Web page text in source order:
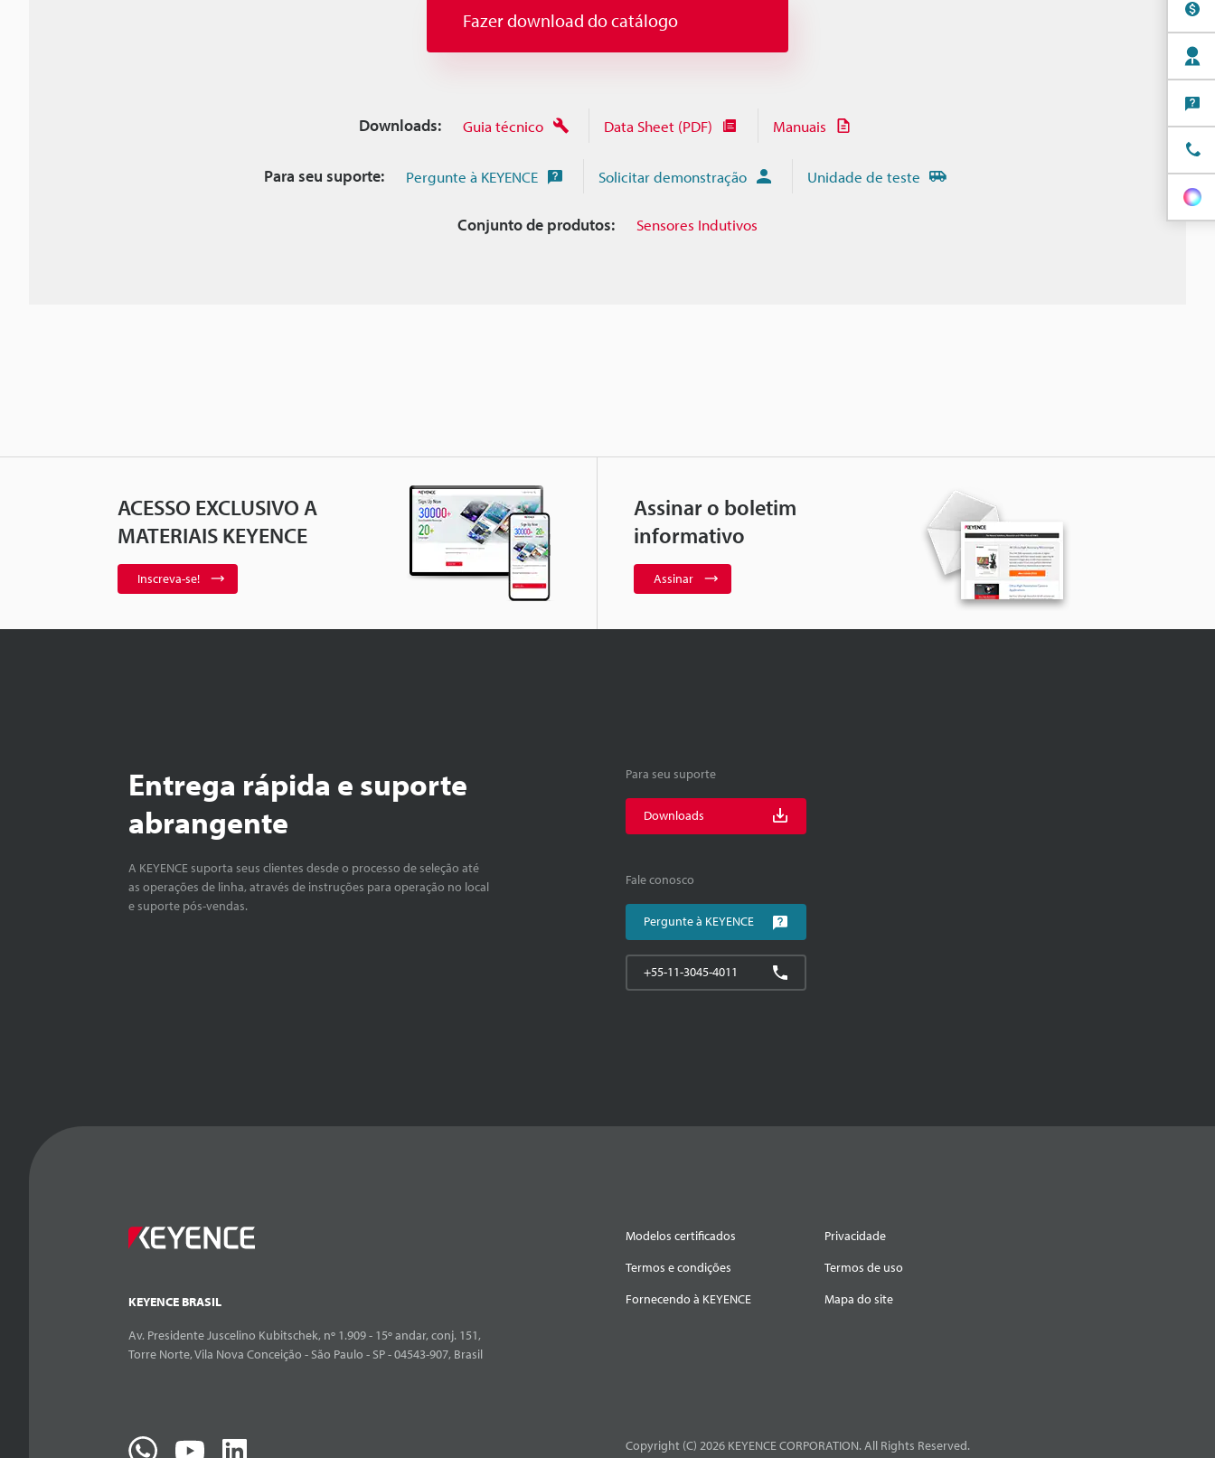
Fazer download do catálogo
Downloads: Guia técnico Data Sheet (PDF) Manuais
Para seu suporte: Pergunte à KEYENCE Solicitar demonstração Unidade de teste
Conjunto de produtos: Sensores Indutivos
ACESSO EXCLUSIVO A
MATERIAIS KEYENCE
Inscreva-se!
Assinar o boletim
informativo
Assinar
Entrega rápida e suporte
abrangente
A KEYENCE suporta seus clientes desde o processo de seleção até
as operações de linha, através de instruções para operação no local
e suporte pós-vendas.
Para seu suporte
Downloads
Fale conosco
Pergunte à KEYENCE
+55-11-3045-4011
KEYENCE BRASIL
Av. Presidente Juscelino Kubitschek, nº 1.909 - 15º andar, conj. 151,
Torre Norte, Vila Nova Conceição - São Paulo - SP - 04543-907, Brasil
Modelos certificados
Privacidade
Termos e condições
Termos de uso
Fornecendo à KEYENCE
Mapa do site
Copyright (C) 2026 KEYENCE CORPORATION. All Rights Reserved.